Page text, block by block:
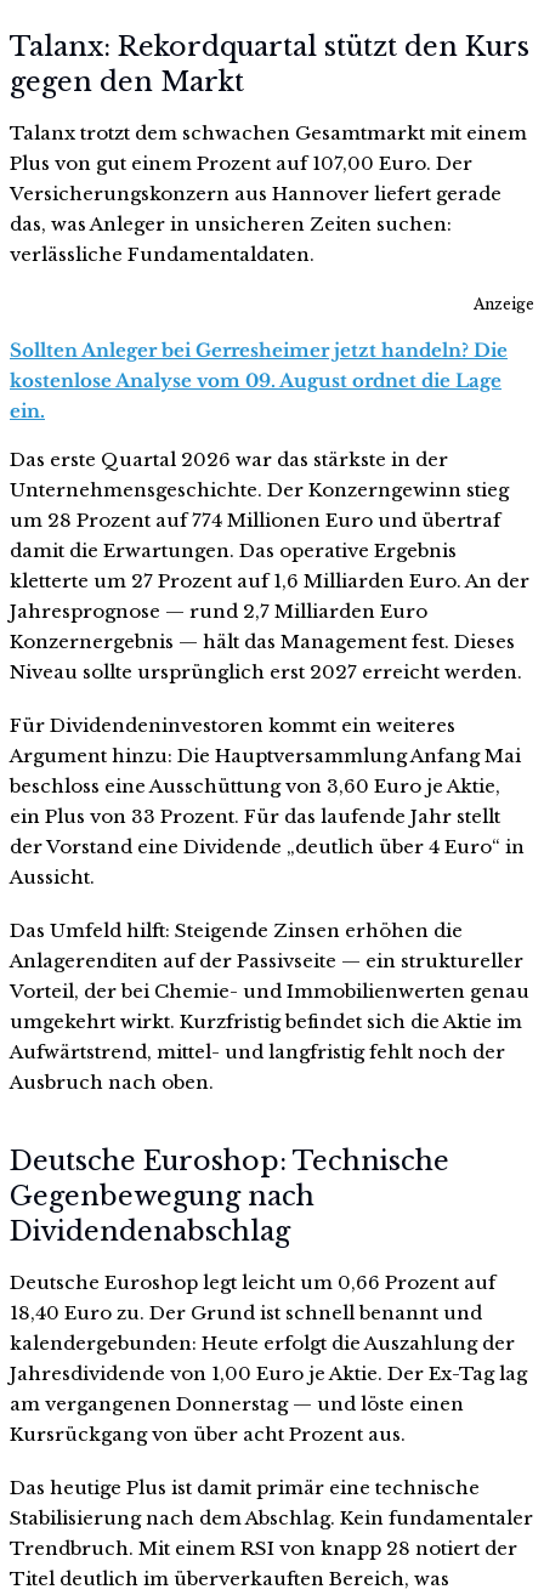
Talanx: Rekordquartal stützt den Kurs
gegen den Markt
Talanx trotzt dem schwachen Gesamtmarkt mit einem
Plus von gut einem Prozent auf 107,00 Euro. Der
Versicherungskonzern aus Hannover liefert gerade
das, was Anleger in unsicheren Zeiten suchen:
verlässliche Fundamentaldaten.
Anzeige
Sollten Anleger bei Gerresheimer jetzt handeln? Die
kostenlose Analyse vom 09. August ordnet die Lage
ein.
Das erste Quartal 2026 war das stärkste in der
Unternehmensgeschichte. Der Konzerngewinn stieg
um 28 Prozent auf 774 Millionen Euro und übertraf
damit die Erwartungen. Das operative Ergebnis
kletterte um 27 Prozent auf 1,6 Milliarden Euro. An der
Jahresprognose — rund 2,7 Milliarden Euro
Konzernergebnis — hält das Management fest. Dieses
Niveau sollte ursprünglich erst 2027 erreicht werden.
Für Dividendeninvestoren kommt ein weiteres
Argument hinzu: Die Hauptversammlung Anfang Mai
beschloss eine Ausschüttung von 3,60 Euro je Aktie,
ein Plus von 33 Prozent. Für das laufende Jahr stellt
der Vorstand eine Dividende „deutlich über 4 Euro“ in
Aussicht.
Das Umfeld hilft: Steigende Zinsen erhöhen die
Anlagerenditen auf der Passivseite — ein struktureller
Vorteil, der bei Chemie- und Immobilienwerten genau
umgekehrt wirkt. Kurzfristig befindet sich die Aktie im
Aufwärtstrend, mittel- und langfristig fehlt noch der
Ausbruch nach oben.
Deutsche Euroshop: Technische
Gegenbewegung nach
Dividendenabschlag
Deutsche Euroshop legt leicht um 0,66 Prozent auf
18,40 Euro zu. Der Grund ist schnell benannt und
kalendergebunden: Heute erfolgt die Auszahlung der
Jahresdividende von 1,00 Euro je Aktie. Der Ex-Tag lag
am vergangenen Donnerstag — und löste einen
Kursrückgang von über acht Prozent aus.
Das heutige Plus ist damit primär eine technische
Stabilisierung nach dem Abschlag. Kein fundamentaler
Trendbruch. Mit einem RSI von knapp 28 notiert der
Titel deutlich im überverkauften Bereich, was